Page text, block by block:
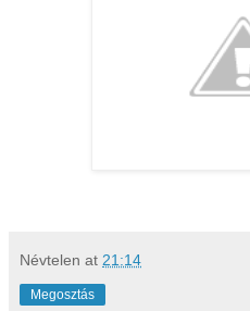
Névtelen at 21:14
Megosztás